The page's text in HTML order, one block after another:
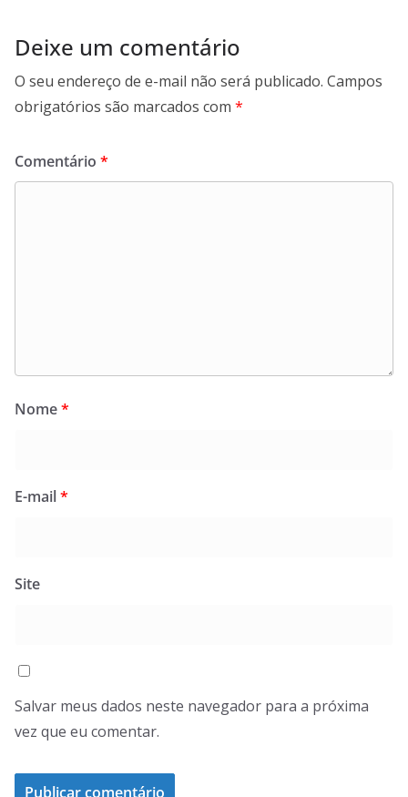
Deixe um comentário
O seu endereço de e-mail não será publicado. Campos
obrigatórios são marcados com *
Comentário *
Nome*
E-mail*
Site
Salvar meus dados neste navegador para a próxima
vez que eu comentar.